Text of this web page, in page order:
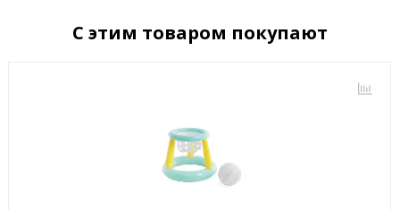
С этим товаром покупают